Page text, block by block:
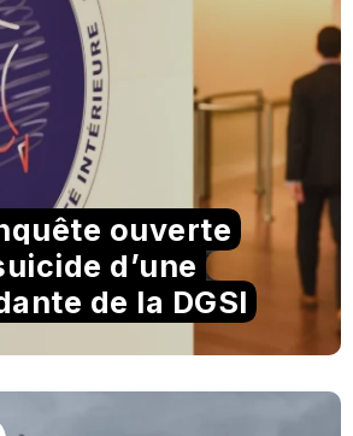
ouverte
d’une
de la DGSI